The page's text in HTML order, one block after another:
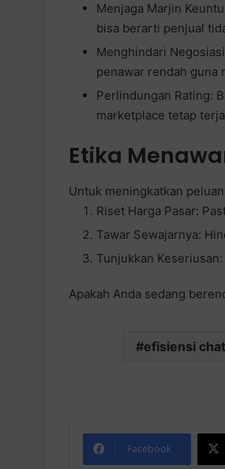
Menjaga Marjin
bisa berarti penjual
Menghindari
penawar rendah guna
Perlindungan Rating:
marketplace tetap
Etika
Untuk meningkatkan
Riset Harga Pasar:
Tawar Sewajarnya:
Tunjukkan
Apakah Anda sedang
efisiensi chat
Facebook